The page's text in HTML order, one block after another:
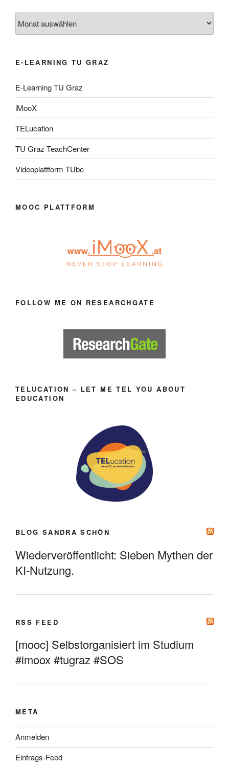
E-LEARNING TU GRAZ
E-Learning TU Graz
iMooX
TELucation
TU Graz TeachCenter
Videoplattform TUbe
MOOC PLATTFORM
FOLLOW ME ON RESEARCHGATE
TELUCATION – LET ME TEL YOU ABOUT
EDUCATION
BLOG SANDRA SCHÖN
Wiederveröffentlicht: Sieben Mythen der
KI-Nutzung.
RSS FEED
[mooc] Selbstorganisiert im Studium
#imoox #tugraz #SOS
META
Anmelden
Eintrags-Feed